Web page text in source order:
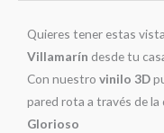
Quieres tener estas
Villamarín desde tu
Con nuestro vinilo 3D
pared rota a través de la
Glorioso